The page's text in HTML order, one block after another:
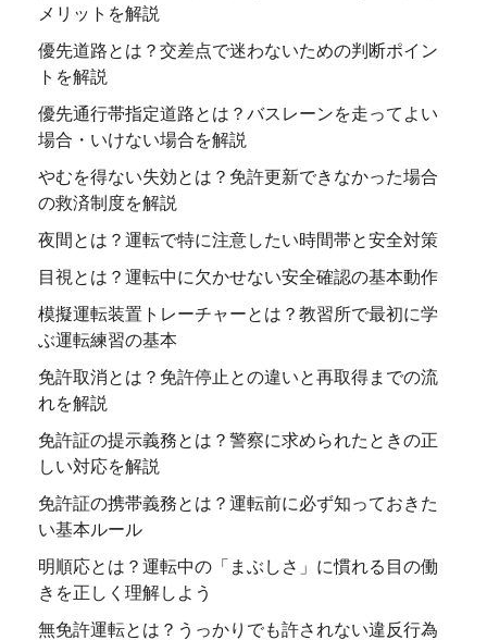
メリットを解説
優先道路とは？交差点で迷わないための判断ポイン
トを解説
優先通行帯指定道路とは？バスレーンを走ってよい
場合・いけない場合を解説
やむを得ない失効とは？免許更新できなかった場合
の救済制度を解説
夜間とは？運転で特に注意したい時間帯と安全対策
目視とは？運転中に欠かせない安全確認の基本動作
模擬運転装置トレーチャーとは？教習所で最初に学
ぶ運転練習の基本
免許取消とは？免許停止との違いと再取得までの流
れを解説
免許証の提示義務とは？警察に求められたときの正
しい対応を解説
免許証の携帯義務とは？運転前に必ず知っておきた
い基本ルール
明順応とは？運転中の「まぶしさ」に慣れる目の働
きを正しく理解しよう
無免許運転とは？うっかりでも許されない違反行為